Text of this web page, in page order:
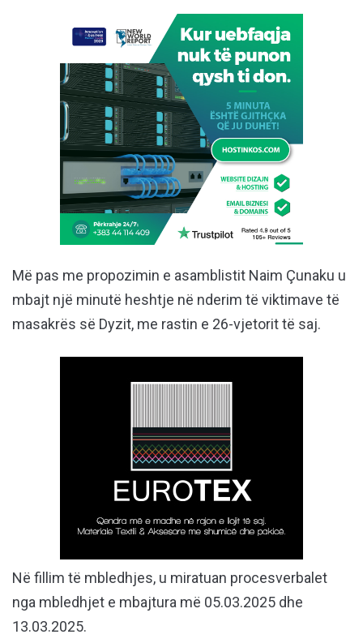
Më pas me propozimin e asamblistit Naim Çunaku u
mbajt një minutë heshtje në nderim të viktimave të
masakrës së Dyzit, me rastin e 26-vjetorit të saj.
Në fillim të mbledhjes, u miratuan procesverbalet
nga mbledhjet e mbajtura më 05.03.2025 dhe
13.03.2025.